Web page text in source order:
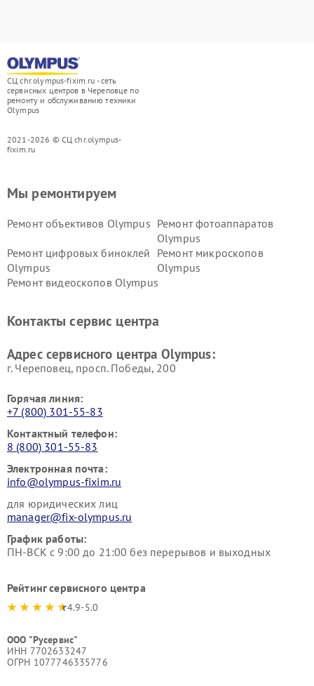
СЦ chr.olympus-fixim.ru - сеть
сервисных центров в Череповце по
ремонту и обслуживанию техники
Olympus
2021-2026 © СЦ chr.olympus-
fixim.ru
Мы ремонтируем
Ремонт объективов Olympus Ремонт фотоаппаратов
Olympus
Ремонт цифровых биноклей
Olympus
Ремонт микроскопов
Olympus
Ремонт видеоскопов Olympus
Контакты сервис центра
Адрес сервисного центра Olympus:
г. Череповец, просп. Победы, 200
Горячая линия:
+7 (800) 301-55-83
Контактный телефон:
8 (800) 301-55-83
Электронная почта:
info@olympus-fixim.ru
для юридических лиц
manager@fix-olympus.ru
График работы:
ПН-ВСК с 9:00 до 21:00 без перерывов и выходных
Рейтинг сервисного центра
4.9-5.0
ООО "Русервис"
ИНН 7702633247
ОГРН 1077746335776